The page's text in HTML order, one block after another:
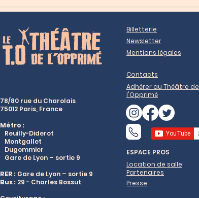
Billetterie
Newsletter
Mentions légales
Contacts
78/80 rue du Charolais
75012 Paris, France
Métro :
Reuilly-Diderot
Montgallet
Dugommier
Gare de Lyon – sortie 9
RER : Gare de Lyon – sortie 9
Bus : 29 - Charles Bossut
Adhérer au Théâtre de
l'Opprimé
ESPACE PROS
Location de salle
Partenaires
Presse